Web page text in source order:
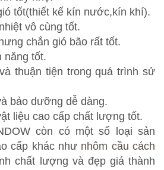
tốt(thiết kế kín nước,kín khí).
vô cùng tốt.
chắn gió bão rất tốt.
năng tốt.
thuận tiện trong quá trình sử
bảo dưỡng dễ dàng.
liệu cao cấp chất lượng tốt.
còn có một số loại sản
cấp khác như nhôm cầu cách
chất lượng và đẹp giá thành